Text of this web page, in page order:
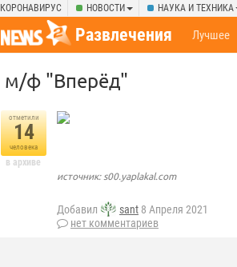
КОРОНАВИРУС НОВОСТИ НАУКА И ТЕХНИКА
Развлечения Лучшее
м/ф "Вперёд"
отметили
14
человека
в архиве
источник: s00.yaplakal.com
Добавил sant 8 Апреля 2021
нет комментариев